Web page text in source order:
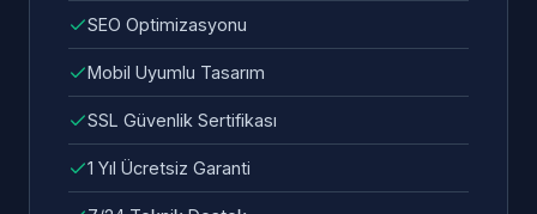
SEO Optimizasyonu
Mobil Uyumlu Tasarım
SSL Güvenlik Sertifikası
1 Yıl Ücretsiz Garanti